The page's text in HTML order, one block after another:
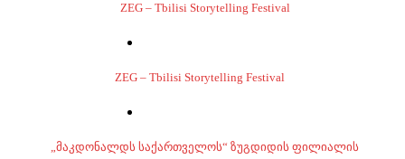
ZEG – Tbilisi Storytelling Festival
ZEG – Tbilisi Storytelling Festival
„მაკდონალდს საქართველოს“ ზუგდიდის ფილიალის